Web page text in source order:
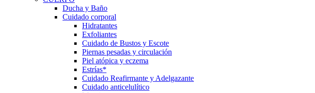
Ducha y Baño
Cuidado corporal
Hidratantes
Exfoliantes
Cuidado de Bustos y Escote
Piernas pesadas y circulación
Piel atópica y eczema
Estrías*
Cuidado Reafirmante y Adelgazante
Cuidado anticelulítico